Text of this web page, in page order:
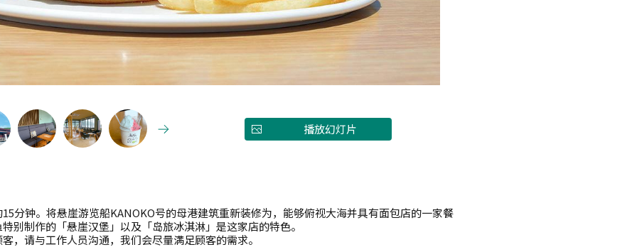
播放幻灯片
分钟。将悬崖游览船KANOKO号的母港建筑重新装修为，能够俯视大海并具有面包店的一家餐
别制作的「悬崖汉堡」以及「岛旅冰淇淋」是这家店的特色。
，请与工作人员沟通，我们会尽量满足顾客的需求。